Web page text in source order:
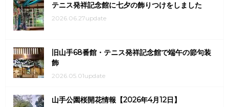
テニス発祥記念館に七夕の飾りつけをしました
2026.06.27update
旧山手68番館・テニス発祥記念館で端午の節句装
飾
2026.05.01update
山手公園桜開花情報【2026年4月12日】